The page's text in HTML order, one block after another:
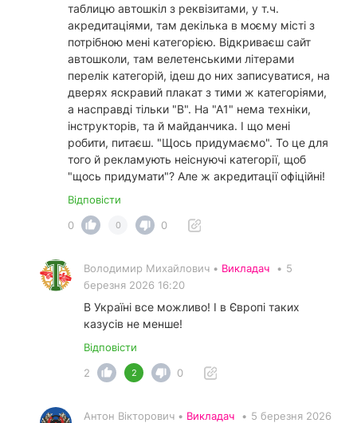
таблицю автошкіл з реквізитами, у т.ч.
акредитаціями, там декілька в моєму місті з
потрібною мені категорією. Відкриваєш сайт
автошколи, там велетенськими літерами
перелік категорій, ідеш до них записуватися, на
дверях яскравий плакат з тими ж категоріями,
а насправді тільки "В". На "А1" нема техніки,
інструкторів, та й майданчика. І що мені
робити, питаєш. "Щось придумаємо". То це для
того й рекламують неіснуючі категорії, щоб
"щось придумати"? Але ж акредитації офіційні!
Відповісти
0
0 0
Володимир Михайлович • Викладач • 5
березня 2026 16:20
В Україні все можливо! І в Європі таких
казусів не менше!
Відповісти
2
2 0
Антон Вікторович • Викладач • 5 березня 2026